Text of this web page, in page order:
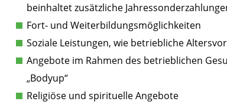
beinhaltet zusätzliche
Fort- und Weiterbildungsmöglichkeiten
Soziale Leistungen, wie betriebliche
Angebote im Rahmen des betrieblichen
„Bodyup“
Religiöse und spirituelle Angebote